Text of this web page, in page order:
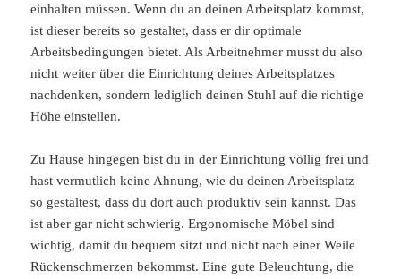
einhalten müssen. Wenn du an deinen Arbeitsplatz kommst,
ist dieser bereits so gestaltet, dass er dir optimale
Arbeitsbedingungen bietet. Als Arbeitnehmer musst du also
nicht weiter über die Einrichtung deines Arbeitsplatzes
nachdenken, sondern lediglich deinen Stuhl auf die richtige
Höhe einstellen.
Zu Hause hingegen bist du in der Einrichtung völlig frei und
hast vermutlich keine Ahnung, wie du deinen Arbeitsplatz
so gestaltest, dass du dort auch produktiv sein kannst. Das
ist aber gar nicht schwierig. Ergonomische Möbel sind
wichtig, damit du bequem sitzt und nicht nach einer Weile
Rückenschmerzen bekommst. Eine gute Beleuchtung, die